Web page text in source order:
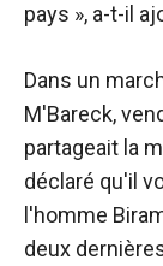
pays », a-t-il
Dans un
M'Bareck,
partageait la
déclaré qu'il
l'homme
deux